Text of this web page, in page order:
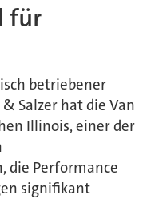
für
betriebener
Salzer hat die Van
Illinois, einer der
die Performance
signifikant